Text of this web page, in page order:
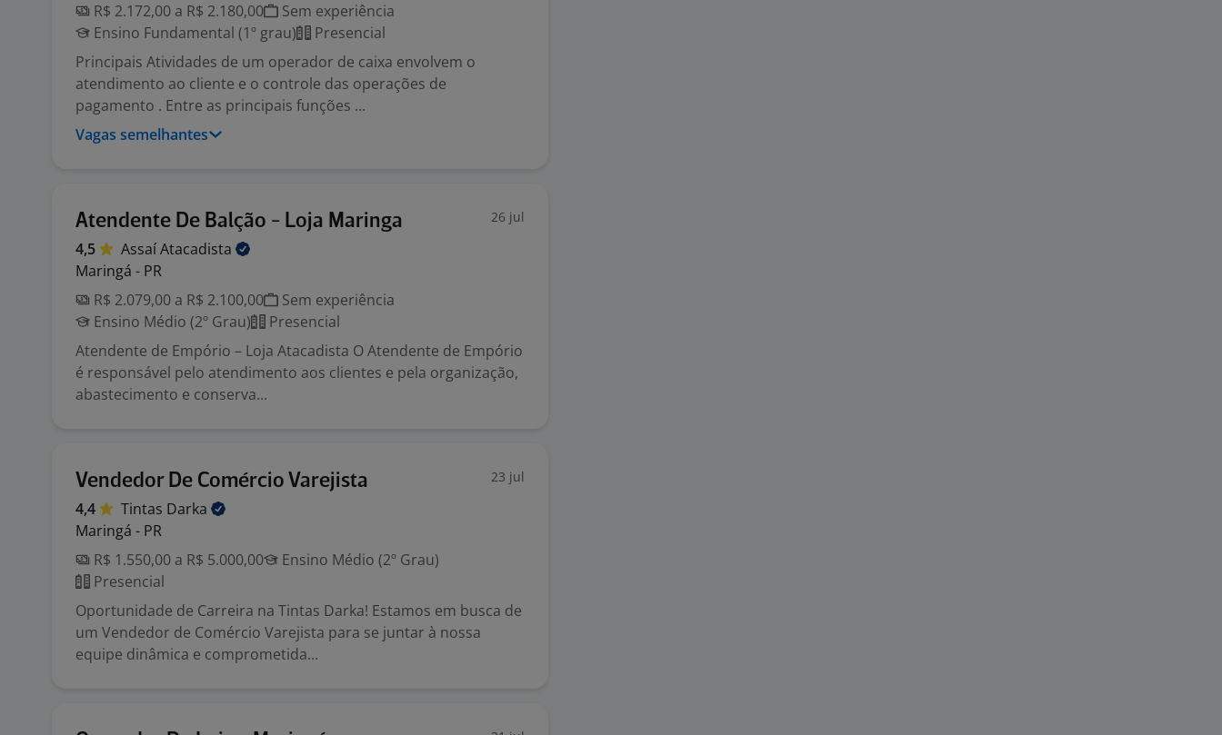
R$ 2.172,00 a R$ 2.180,00
Sem experiência
Ensino Fundamental (1º grau)
Presencial
Principais Atividades de um operador de caixa envolvem o
atendimento ao cliente e o controle das operações de
pagamento . Entre as principais funções ...
Vagas semelhantes
Atendente De Balção - Loja Maringa 26 jul
4,5 AssaíAtacadista
Maringá - PR
R$ 2.079,00 a R$ 2.100,00
Sem experiência
Ensino Médio (2º Grau)
Presencial
Atendente de Empório – Loja Atacadista O Atendente de Empório
é responsável pelo atendimento aos clientes e pela organização,
abastecimento e conserva...
Vendedor De Comércio Varejista 23 jul
4,4 Tintas Darka
Maringá - PR
R$ 1.550,00 a R$ 5.000,00
Ensino Médio (2º Grau)
Presencial
Oportunidade de Carreira na Tintas Darka! Estamos em busca de
um Vendedor de Comércio Varejista para se juntar à nossa
equipe dinâmica e comprometida...